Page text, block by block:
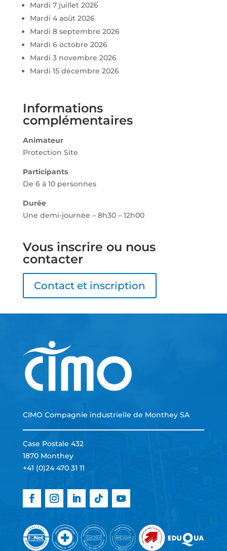
Mardi 7 juillet 2026
Mardi 4 août 2026
Mardi 8 septembre 2026
Mardi 6 octobre 2026
Mardi 3 novembre 2026
Mardi 15 décembre 2026
Informations
complémentaires
Animateur
Protection Site
Participants
De 6 à 10 personnes
Durée
Une demi-journée – 8h30 – 12h00
Vous inscrire ou nous
contacter
Contact et inscription
CIMO Compagnie industrielle de Monthey SA
Case Postale 432
1870 Monthey
+41 (0)24 470 31 11